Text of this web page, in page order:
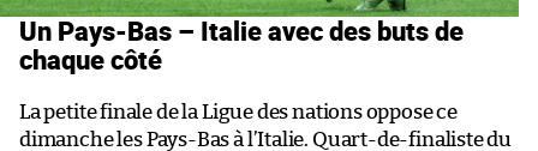
Un Pays-Bas – Italie avec des buts de
chaque côté
La petite finale de la Ligue des nations oppose ce
dimanche les Pays-Bas à l’Italie. Quart-de-finaliste du